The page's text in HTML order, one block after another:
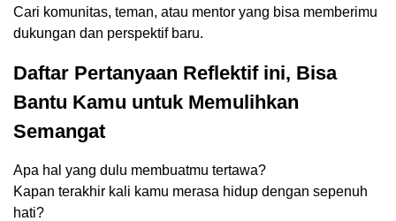
Cari komunitas, teman, atau mentor yang bisa memberimu
dukungan dan perspektif baru.
Daftar Pertanyaan Reflektif ini, Bisa
Bantu Kamu untuk Memulihkan
Semangat
Apa hal yang dulu membuatmu tertawa?
Kapan terakhir kali kamu merasa hidup dengan sepenuh
hati?